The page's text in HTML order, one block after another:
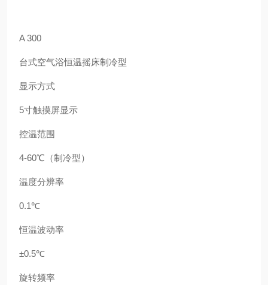
A 300
台式空气浴恒温摇床制冷型
显示方式
5寸触摸屏显示
控温范围
4-60℃（制冷型）
温度分辨率
0.1℃
恒温波动率
±0.5℃
旋转频率